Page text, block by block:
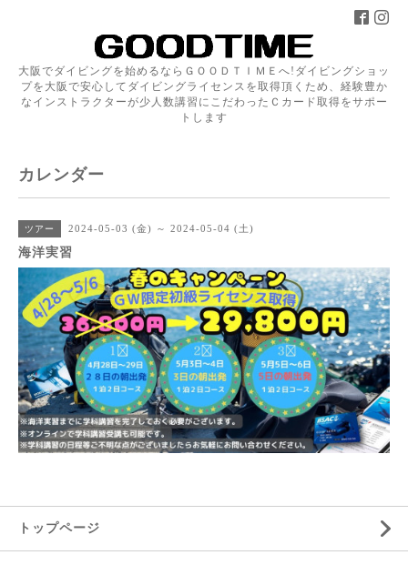
大阪でダイビングを始めるならＧＯＯＤＴＩＭＥへ!ダイビングショッ
プを大阪で安心してダイビングライセンスを取得頂くため、経験豊か
なインストラクターが少人数講習にこだわったＣカード取得をサポー
トします
カレンダー
ツアー 2024-05-03 (金) ～ 2024-05-04 (土)
海洋実習
トップページ